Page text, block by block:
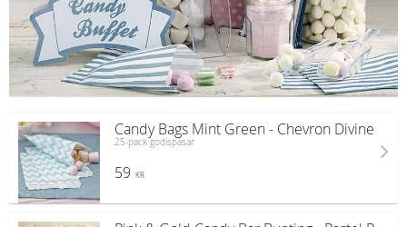
Candy Bags Mint Green - Chevron Divine
25-pack godispåsar
59 KR